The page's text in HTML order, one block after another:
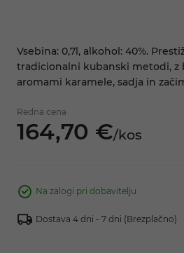
Vsebina: 0,7l, alkohol: 40%.
tradicionalni kubanski metodi, z
aromami karamele, sadja in
Redna cena
164,70 €/kos
Na zalogi pri dobavitelju
Dostava 4 dni - 7 dni (Brezplačno)